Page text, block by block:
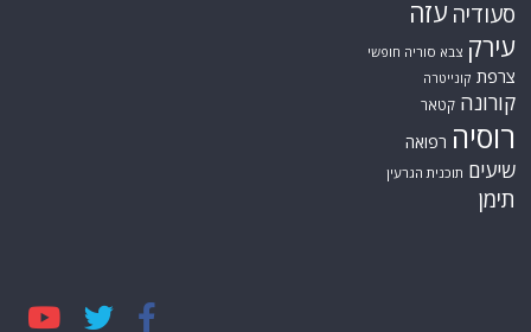
סעודיה עזה
עירק צבא סוריה חופשי
צרפת קונייטרה
קורונה קטאר
רוסיה רפואה
שיעים תוכנית הגרעין
תימן